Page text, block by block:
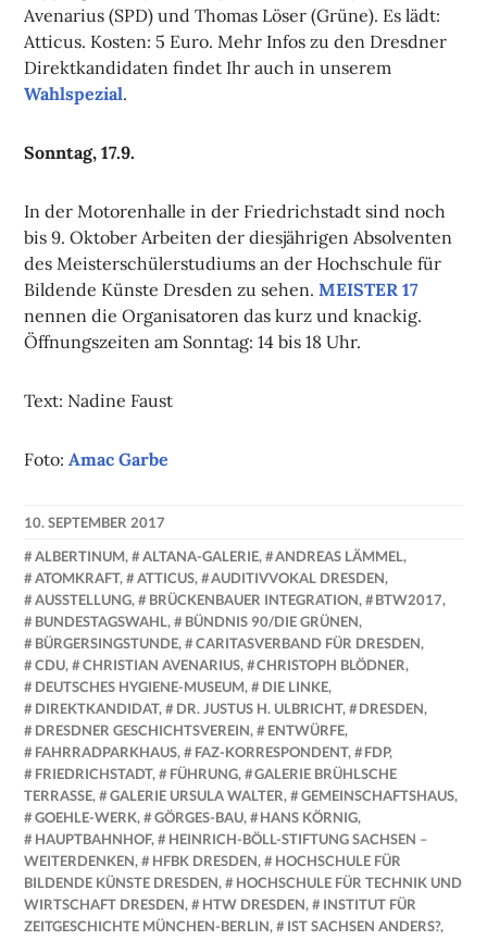
Avenarius (SPD) und Thomas Löser (Grüne). Es lädt:
Atticus. Kosten: 5 Euro. Mehr Infos zu den Dresdner
Direktkandidaten findet Ihr auch in unserem
Wahlspezial.
Sonntag, 17.9.
In der Motorenhalle in der Friedrichstadt sind noch
bis 9. Oktober Arbeiten der diesjährigen Absolventen
des Meisterschülerstudiums an der Hochschule für
Bildende Künste Dresden zu sehen.MEISTER 17
nennen die Organisatoren das kurz und knackig.
Öffnungszeiten am Sonntag: 14 bis 18 Uhr.
Text: Nadine Faust
Foto:Amac Garbe
10. SEPTEMBER 2017
NADINE
FAUST
ALBERTINUM, ALTANA-GALERIE, ANDREAS LÄMMEL,
ATOMKRAFT, ATTICUS, AUDITIVVOKAL DRESDEN,
AUSSTELLUNG, BRÜCKENBAUER INTEGRATION, BTW2017,
BUNDESTAGSWAHL, BÜNDNIS 90/DIE GRÜNEN,
BÜRGERSINGSTUNDE, CARITASVERBAND FÜR DRESDEN,
CDU, CHRISTIAN AVENARIUS, CHRISTOPH BLÖDNER,
DEUTSCHES HYGIENE-MUSEUM, DIE LINKE,
DIREKTKANDIDAT, DR. JUSTUS H. ULBRICHT, DRESDEN,
DRESDNER GESCHICHTSVEREIN, ENTWÜRFE,
FAHRRADPARKHAUS, FAZ-KORRESPONDENT, FDP,
FRIEDRICHSTADT, FÜHRUNG,
GALERIE BRÜHLSCHE
TERRASSE, GALERIE URSULA WALTER, GEMEINSCHAFTSHAUS,
GOEHLE-WERK, GÖRGES-BAU, HANS KÖRNIG,
HAUPTBAHNHOF,
HEINRICH-BÖLL-STIFTUNG SACHSEN –
WEITERDENKEN, HFBK DRESDEN,
HOCHSCHULE FÜR
BILDENDE KÜNSTE DRESDEN,
HOCHSCHULE FÜR TECHNIK UND
WIRTSCHAFT DRESDEN, HTW DRESDEN,
INSTITUT FÜR
ZEITGESCHICHTE MÜNCHEN-BERLIN, IST SACHSEN ANDERS?,